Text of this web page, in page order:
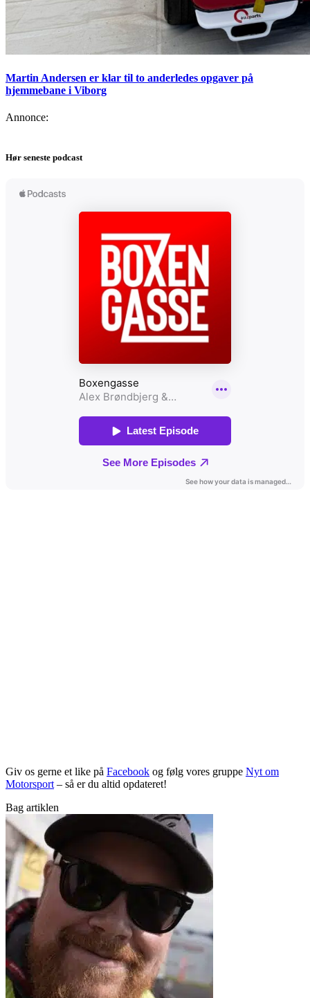
Martin Andersen er klar til to anderledes opgaver på
hjemmebane i Viborg
Annonce:
Hør seneste podcast
Giv os gerne et like på Facebook og følg vores gruppe Nyt om
Motorsport – så er du altid opdateret!
Bag artiklen